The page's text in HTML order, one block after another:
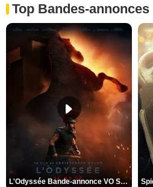
Top Bandes-annonces
L'Odyssée Bande-annonce VO STFR